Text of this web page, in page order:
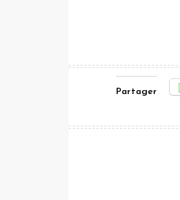
Partager